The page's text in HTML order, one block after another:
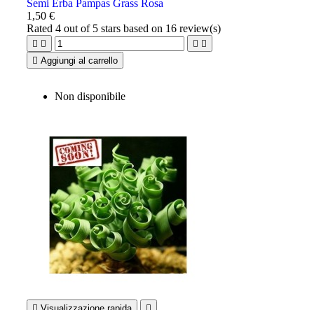
Semi Erba Pampas Grass Rosa
1,50 €
Rated4 out of 5 stars based on 16 review(s)
   
 Aggiungi al carrello
Non disponibile